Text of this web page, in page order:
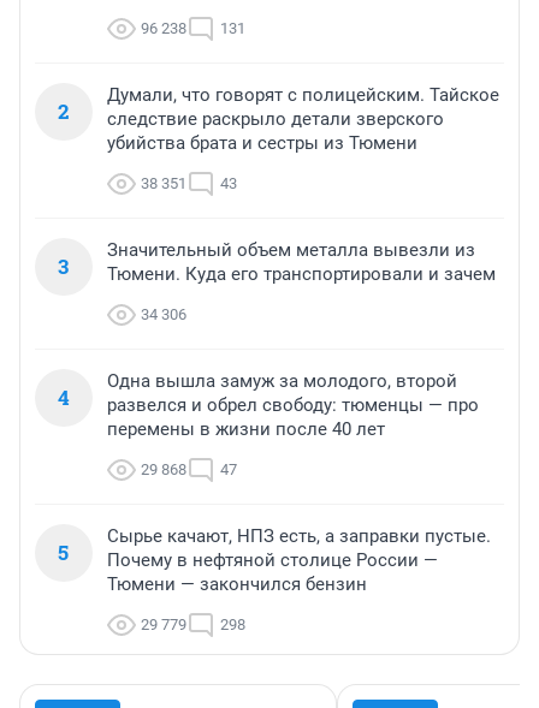
96 238 131
2
Думали, что говорят с полицейским. Тайское
следствие раскрыло детали зверского
убийства брата и сестры из Тюмени
38 351 43
3
Значительный объем металла вывезли из
Тюмени. Куда его транспортировали и зачем
34 306
4
Одна вышла замуж за молодого, второй
развелся и обрел свободу: тюменцы — про
перемены в жизни после 40 лет
29 868 47
5
Сырье качают, НПЗ есть, а заправки пустые.
Почему в нефтяной столице России —
Тюмени — закончился бензин
29 779 298